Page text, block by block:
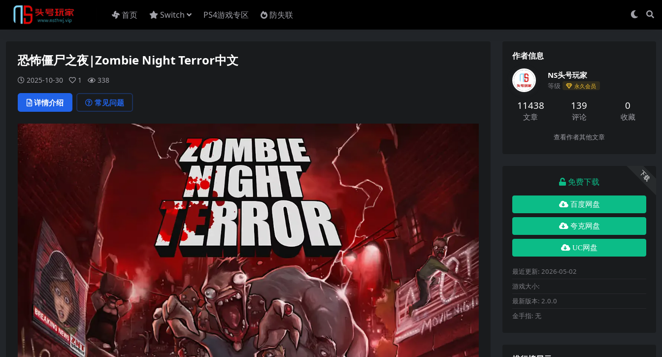
首页 Switch PS4游戏专区 防失联
恐怖僵尸之夜|Zombie Night Terror中文
2025-10-30 1 338
详情介绍 常见问题
作者信息
NS头号玩家
等级 永久会员
11438
文章
139
评论
0
收藏
查看作者其他文章
下载
免费下载
百度网盘
夸克网盘
UC网盘
最近更新: 2026-05-02
游戏大小:
最新版本: 2.0.0
金手指: 无